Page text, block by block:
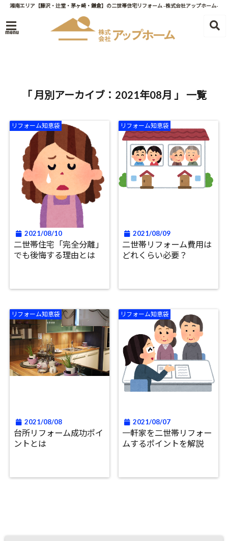
湘南エリア【藤沢・辻堂・茅ヶ崎・鎌倉】の二世帯住宅リフォーム -株式会社アップホーム-
menu
「 月別アーカイブ：2021年08月 」 一覧
リフォーム知恵袋
2021/08/10
二世帯住宅「完全分離」
でも後悔する理由とは
リフォーム知恵袋
2021/08/09
二世帯リフォーム費用は
どれくらい必要？
リフォーム知恵袋
2021/08/08
台所リフォーム成功ポイ
ントとは
リフォーム知恵袋
2021/08/07
一軒家を二世帯リフォー
ムするポイントを解説